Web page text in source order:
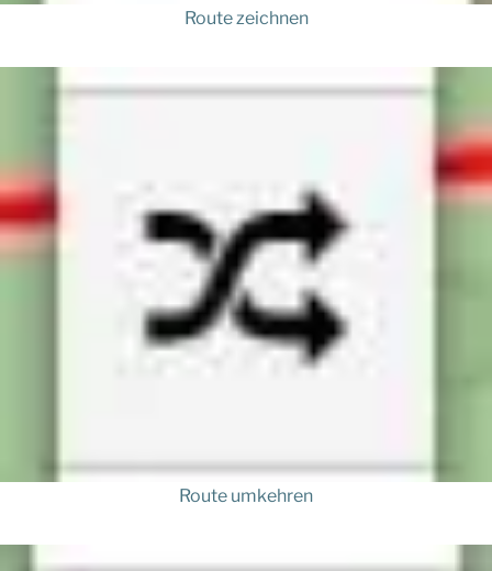
Route zeichnen
Route umkehren